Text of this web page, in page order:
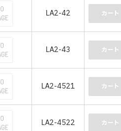
LA2-42 カート
LA2-43 カート
LA2-4521 カート
LA2-4522 カート